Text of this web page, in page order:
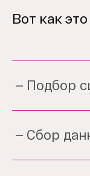
Вот как
Подбор
Сбор